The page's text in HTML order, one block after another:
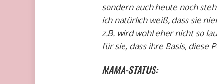
sondern auch heute noch
ich natürlich weiß, dass sie
z.B. wird wohl eher nicht so
für sie, dass ihre Basis, diese
MAMA-STATUS: